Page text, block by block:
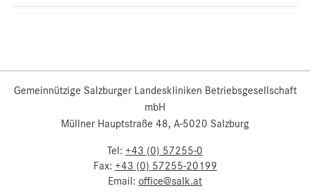
Gemeinnützige Salzburger Landeskliniken Betriebsgesellschaft
mbH
Müllner Hauptstraße 48, A-5020 Salzburg
Tel: +43 (0) 57255-0
Fax: +43 (0) 57255-20199
Email: office@salk.at